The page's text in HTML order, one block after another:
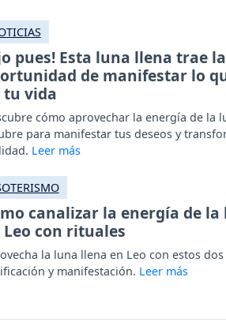
pues! Esta luna llena trae la
de manifestar lo
tu vida
cómo aprovechar la energía de la
para manifestar tus deseos y
canalizar la energía de
Leo con rituales
la luna llena en Leo con estos
y manifestación.